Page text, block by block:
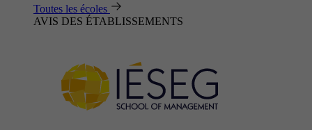
Toutes les écoles
AVIS DES ÉTABLISSEMENTS